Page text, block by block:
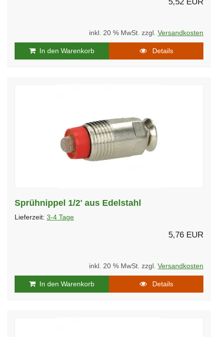
inkl. 20 % MwSt. zzgl. Versandkosten
In den Warenkorb Details
Sprühnippel 1/2' aus Edelstahl
Lieferzeit: 3-4 Tage
5,76 EUR
inkl. 20 % MwSt. zzgl. Versandkosten
In den Warenkorb Details